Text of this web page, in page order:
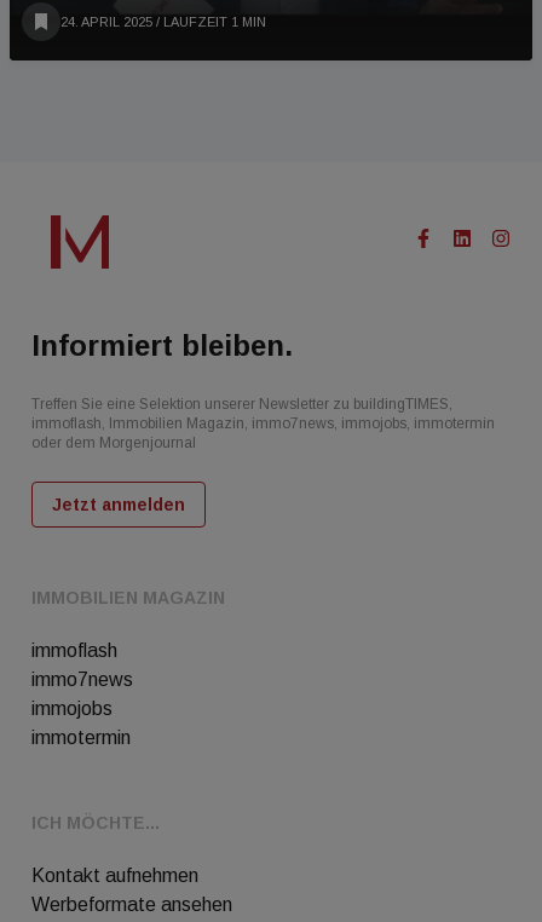
24. APRIL 2025 / LAUFZEIT 1 MIN
IMMOBILIEN MAGAZIN
immoflash
immo7news
immojobs
immotermin
ICH MÖCHTE...
Kontakt aufnehmen
Werbeformate ansehen
Informiert bleiben.
Treffen Sie eine Selektion unserer Newsletter zu buildingTIMES,
immoflash, Immobilien Magazin, immo7news, immojobs, immotermin
oder dem Morgenjournal
Jetzt anmelden